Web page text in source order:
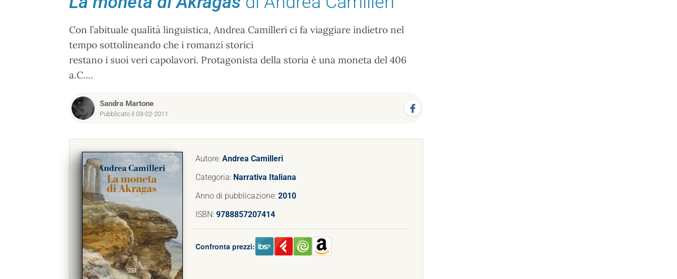
Con l’abituale qualità linguistica, Andrea Camilleri ci fa viaggiare indietro nel
tempo sottolineando che i romanzi storici
restano i suoi veri capolavori. Protagonista della storia è una moneta del 406
a.C....
Sandra Martone
Pubblicato il 03-02-2011
Autore: Andrea Camilleri
Categoria: Narrativa Italiana
Anno di pubblicazione: 2010
ISBN: 9788857207414
Confronta prezzi: